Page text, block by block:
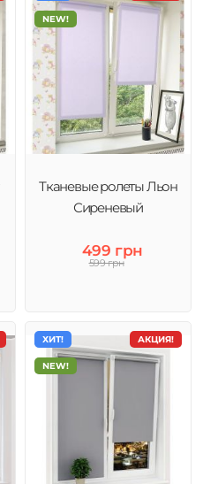
NEW!
Тканевые ролеты Льон
Сиреневый
499 грн
599 грн
АКЦИЯ!
ХИТ!
NEW!